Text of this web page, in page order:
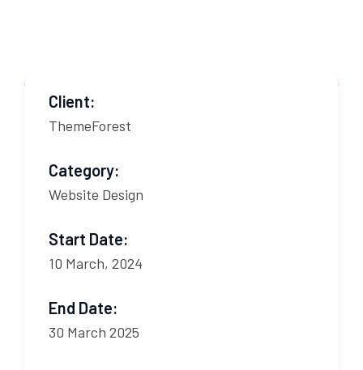
Client:
ThemeForest
Category:
Website Design
Start Date:
10 March, 2024
End Date:
30 March 2025